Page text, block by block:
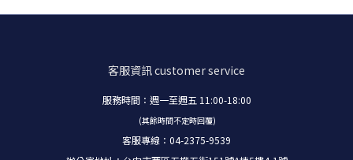
客服資訊customer service
服務時間：週一至週五 11:00-18:00
(其餘時間不定時回覆)
客服專線：04-2375-9539